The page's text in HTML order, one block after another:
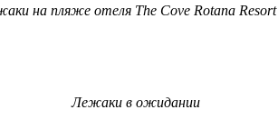
на пляже отеля The Cove Rotana
Лежаки в ожидании